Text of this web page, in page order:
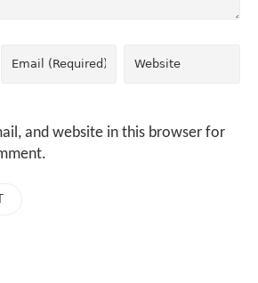
and website in this browser for